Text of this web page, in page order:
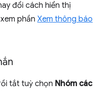
đổi cách hiển thị
phần Xem thông báo
tắt tuỳ chọn Nhóm các